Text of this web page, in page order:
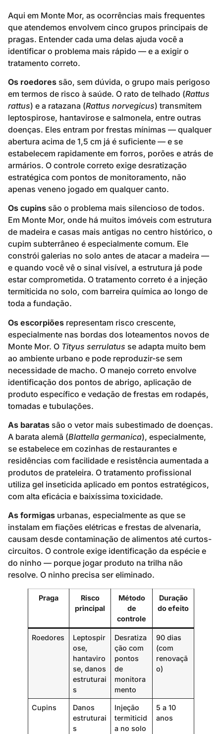
Aqui em Monte Mor, as ocorrências mais frequentes
que atendemos envolvem cinco grupos principais de
pragas. Entender cada uma delas ajuda você a
identificar o problema mais rápido — e a exigir o
tratamento correto.
Os roedores são, sem dúvida, o grupo mais perigoso
em termos de risco à saúde. O rato de telhado (Rattus
rattus) e a ratazana (Rattus norvegicus) transmitem
leptospirose, hantavirose e salmonela, entre outras
doenças. Eles entram por frestas mínimas — qualquer
abertura acima de 1,5 cm já é suficiente — e se
estabelecem rapidamente em forros, porões e atrás de
armários. O controle correto exige desratização
estratégica com pontos de monitoramento, não
apenas veneno jogado em qualquer canto.
Os cupins são o problema mais silencioso de todos.
Em Monte Mor, onde há muitos imóveis com estrutura
de madeira e casas mais antigas no centro histórico, o
cupim subterrâneo é especialmente comum. Ele
constrói galerias no solo antes de atacar a madeira —
e quando você vê o sinal visível, a estrutura já pode
estar comprometida. O tratamento correto é a injeção
termiticida no solo, com barreira química ao longo de
toda a fundação.
Os escorpiões representam risco crescente,
especialmente nas bordas dos loteamentos novos de
Monte Mor. O Tityus serrulatus se adapta muito bem
ao ambiente urbano e pode reproduzir-se sem
necessidade de macho. O manejo correto envolve
identificação dos pontos de abrigo, aplicação de
produto específico e vedação de frestas em rodapés,
tomadas e tubulações.
As baratas são o vetor mais subestimado de doenças.
A barata alemã (Blattella germanica), especialmente,
se estabelece em cozinhas de restaurantes e
residências com facilidade e resistência aumentada a
produtos de prateleira. O tratamento profissional
utiliza gel inseticida aplicado em pontos estratégicos,
com alta eficácia e baixíssima toxicidade.
As formigas urbanas, especialmente as que se
instalam em fiações elétricas e frestas de alvenaria,
causam desde contaminação de alimentos até curtos-
circuitos. O controle exige identificação da espécie e
do ninho — porque jogar produto na trilha não
resolve. O ninho precisa ser eliminado.
Praga
Risco
principal
Método
de
controle
Duração
do efeito
Roedores
Leptospir
ose,
hantaviro
se, danos
estruturai
s
Desratiza
ção com
pontos
de
monitora
mento
90 dias
(com
renovaçã
o)
Cupins
Danos
estruturai
s
Injeção
termiticid
a no solo
5 a 10
anos